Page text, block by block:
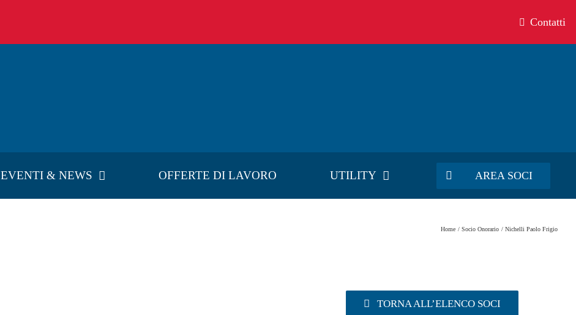
Contatti
EVENTI & NEWS OFFERTE DI LAVORO UTILITY AREA SOCI
Home Socio Onorario Nichelli Paolo Frigio
TORNA ALL’ELENCO SOCI